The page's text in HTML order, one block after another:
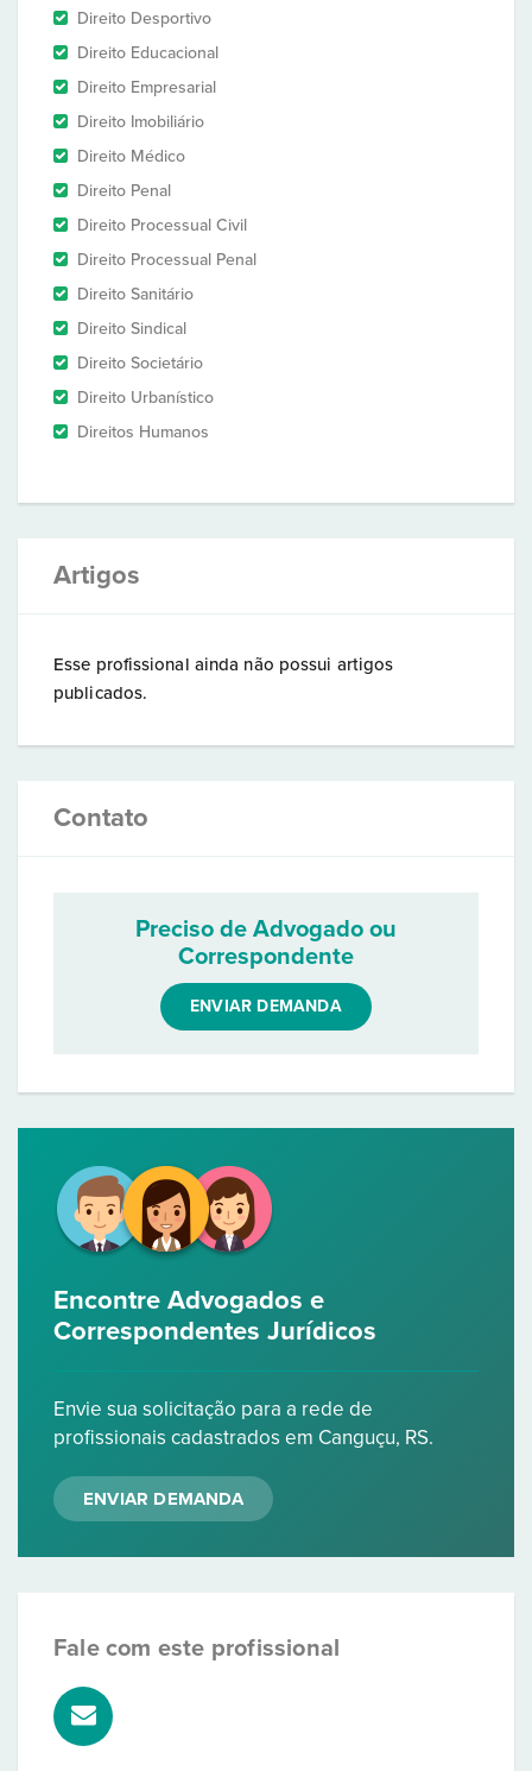
Direito Desportivo
Direito Educacional
Direito Empresarial
Direito Imobiliário
Direito Médico
Direito Penal
Direito Processual Civil
Direito Processual Penal
Direito Sanitário
Direito Sindical
Direito Societário
Direito Urbanístico
Direitos Humanos
Artigos
Esse profissional ainda não possui artigos
publicados.
Contato
Preciso de Advogado ou
Correspondente
ENVIAR DEMANDA
Encontre Advogados e
Correspondentes Jurídicos
Envie sua solicitação para a rede de
profissionais cadastrados em Canguçu, RS.
ENVIAR DEMANDA
Fale com este profissional